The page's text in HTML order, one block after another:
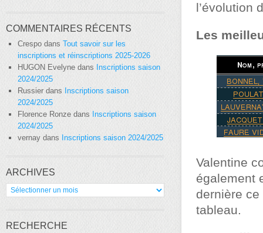
l’évolution
Les
Valentine
également
dernière
tableau.
COMMENTAIRES RÉCENTS
Crespo dans Tout savoir sur les
inscriptions et réinscriptions 2025-2026
HUGON Evelyne dans Inscriptions saison
2024/2025
Russierdans Inscriptions saison
2024/2025
Florence Ronze dans Inscriptions saison
2024/2025
vernay dans Inscriptions saison 2024/2025
ARCHIVES
Archives
RECHERCHE